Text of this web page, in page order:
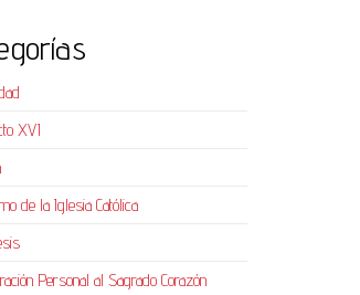
XVI
de la Iglesia Católica
Personal al Sagrado Corazón